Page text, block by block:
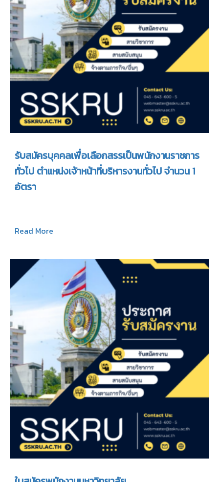
รับสมัครบุคคลเพื่อเลือกสรรเป็นพนักงานราชการ
ทั่วไป ตำแหน่งเจ้าหน้าที่บริหารงานทั่วไป จำนวน 1
อัตรา
Read More